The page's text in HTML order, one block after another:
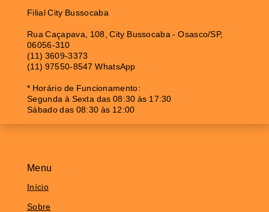
Menu
Início
Sobre
Filial City Bussocaba
Rua Caçapava, 108, City Bussocaba - Osasco/SP,
06056-310
(11) 3609-3373
(11) 97550-8547 WhatsApp
* Horário de Funcionamento:
Segunda à Sexta das 08:30 às 17:30
Sábado das 08:30 às 12:00